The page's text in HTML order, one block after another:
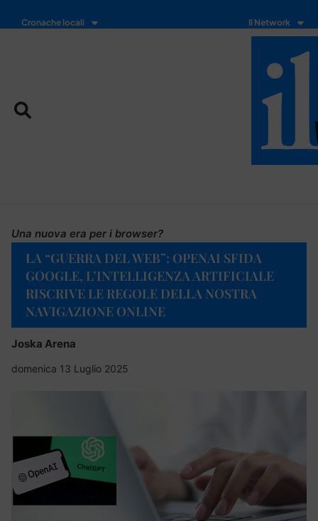
Cronache locali Il Network
Una nuova era per i browser?
LA “GUERRA DEL WEB”: OPENAI SFIDA
GOOGLE, L’INTELLIGENZA ARTIFICIALE
RISCRIVE LE REGOLE DELLA NOSTRA
NAVIGAZIONE ONLINE
Joska Arena
domenica 13 Luglio 2025